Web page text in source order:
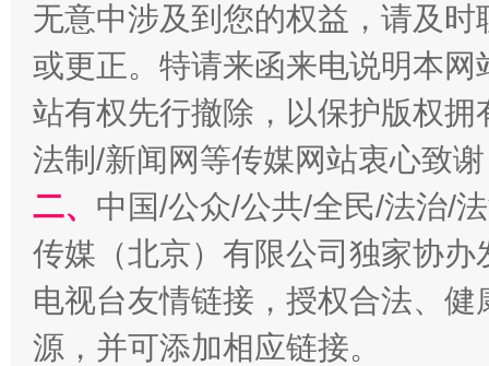
受贿1.44亿！段成刚被判无期
无意中涉及到您的权益，请及
或更正。特请来函来电说明本
站有权先行撤除，以保护版权
法制/新闻网等传媒网站衷心致
二、 中国/公众/公共/全民/法治/
传媒（北京）有限公司独家协
电视台友情链接，授权合法、
源，并可添加相应链接。